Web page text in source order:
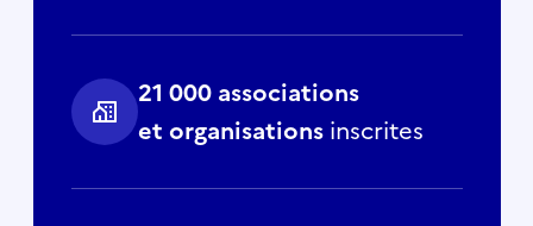
21 000 associations
et organisationsinscrites